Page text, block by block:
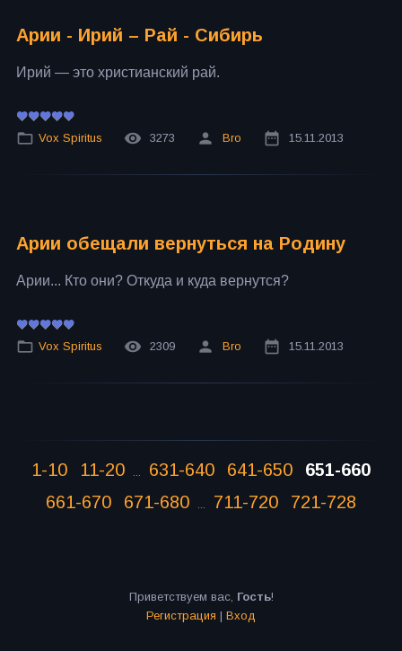
Арии - Ирий – Рай - Сибирь
Ирий — это христианский рай.
Vox Spiritus 3273 Bro 15.11.2013
Арии обещали вернуться на Родину
Арии... Кто они? Откуда и куда вернутся?
Vox Spiritus 2309 Bro 15.11.2013
1-10 11-20 ... 631-640 641-650
651-660
661-670
671-680 ... 711-720 721-728
Приветствуем вас, Гость!
Регистрация | Вход